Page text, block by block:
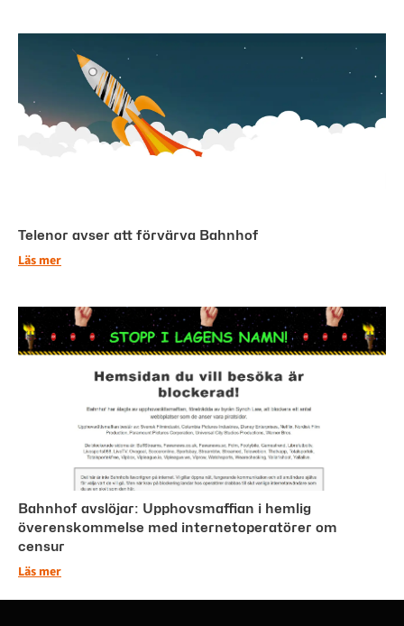
Telenor avser att förvärva Bahnhof
Läs mer
Bahnhof avslöjar: Upphovsmaffian i hemlig
överenskommelse med internetoperatörer om
censur
Läs mer